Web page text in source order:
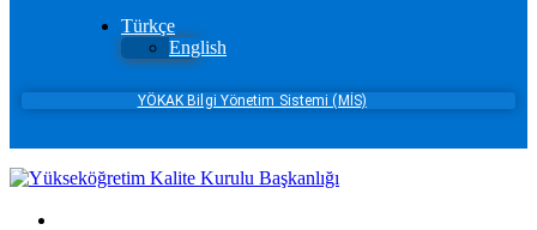
Türkçe
English
YÖKAK Bilgi Yönetim Sistemi (MİS)